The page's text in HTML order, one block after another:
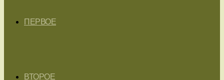
ПЕРВОЕ
ВТОРОЕ